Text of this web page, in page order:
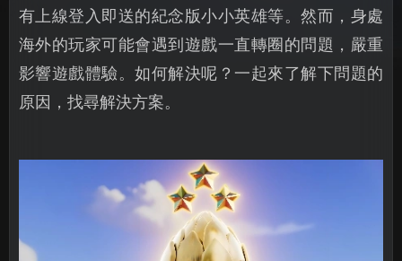
有上線登入即送的紀念版小小英雄等。然而，身處
海外的玩家可能會遇到遊戲一直轉圈的問題，嚴重
影響遊戲體驗。如何解決呢？一起來了解下問題的
原因，找尋解決方案。